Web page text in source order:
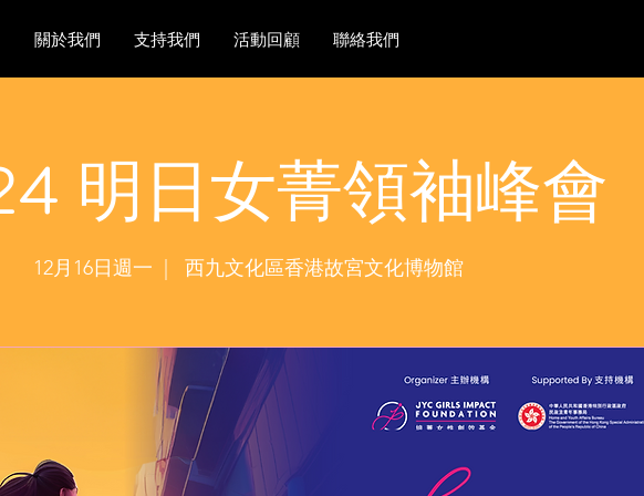
關於我們 支持我們 活動回顧 聯絡我們
明日女菁領袖峰會
12月16日週一 西九文化區香港故宮文化博物館